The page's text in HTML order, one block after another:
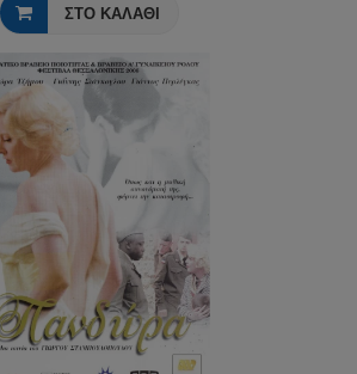
ΣΤΟ ΚΑΛΑΘΙ